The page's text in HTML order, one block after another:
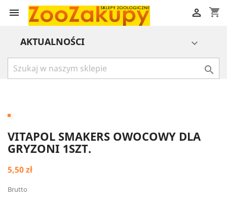
 shopping_cart

AKTUALNOŚCI 

VITAPOL SMAKERS OWOCOWY DLA
GRYZONI 1SZT.
5,50 zł
Brutto